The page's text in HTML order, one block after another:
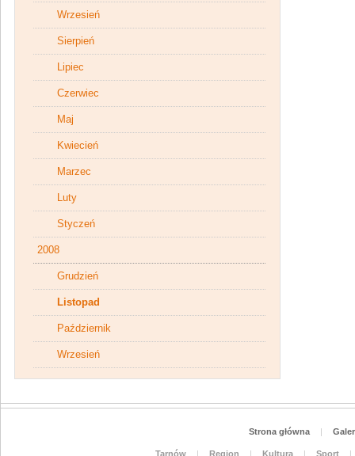
Wrzesień
Sierpień
Lipiec
Czerwiec
Maj
Kwiecień
Marzec
Luty
Styczeń
2008
Grudzień
Listopad
Październik
Wrzesień
Strona główna |
Tarnów | Region | Kultura | Sport
|